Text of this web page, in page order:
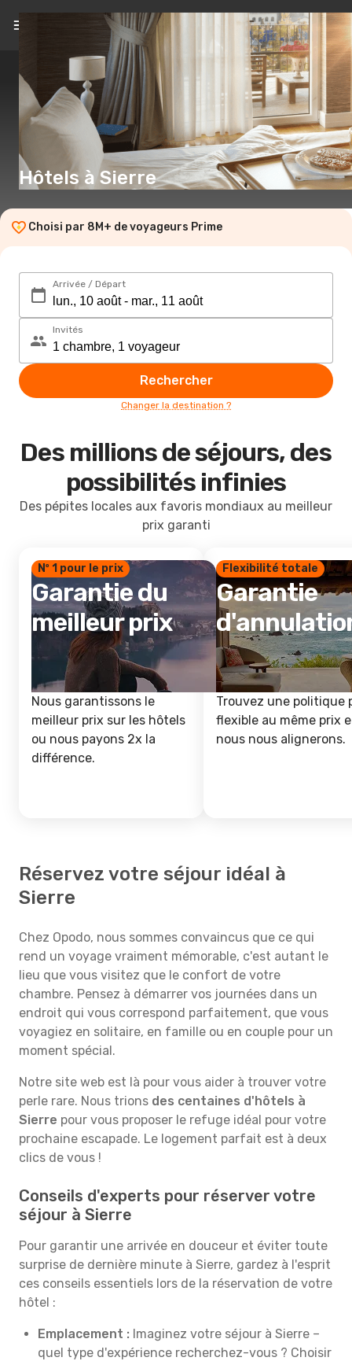
FR(€)
Hôtels à Sierre
Choisi par 8M+ de voyageurs Prime
Arrivée / Départ
Invités
Rechercher
Changer la destination ?
Des millions de séjours, des
possibilités infinies
Des pépites locales aux favoris mondiaux au meilleur
prix garanti
Nº 1 pour le prix
Garantie du
meilleur prix
Nous garantissons le
meilleur prix sur les hôtels
ou nous payons 2x la
différence.
Flexibilité totale
Garantie
Trouvez une politique
flexible au même prix
nous nous alignerons.
Réservez votre séjour idéal à
Sierre
Chez Opodo, nous sommes convaincus que ce qui
rend un voyage vraiment mémorable, c'est autant le
lieu que vous visitez que le confort de votre
chambre. Pensez à démarrer vos journées dans un
endroit qui vous correspond parfaitement, que vous
voyagiez en solitaire, en famille ou en couple pour un
moment spécial.
Notre site web est là pour vous aider à trouver votre
perle rare. Nous trions des centaines d'hôtels à
Sierre pour vous proposer le refuge idéal pour votre
prochaine escapade. Le logement parfait est à deux
clics de vous !
Conseils d'experts pour réserver votre
séjour à Sierre
Pour garantir une arrivée en douceur et éviter toute
surprise de dernière minute à Sierre, gardez à l'esprit
ces conseils essentiels lors de la réservation de votre
hôtel :
Emplacement : Imaginez votre séjour à Sierre –
quel type d'expérience recherchez-vous ? Choisir